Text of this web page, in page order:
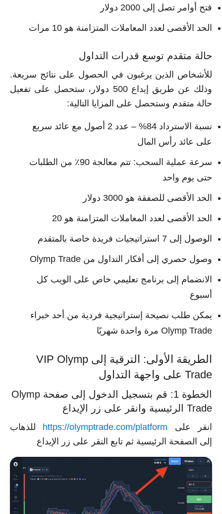
فتح أوامر تصل إلى 2000 دولار
الحد الأقصى لعدد المعاملات المتزامنة هو 10 مرات
حالة متقدم توسع قدرات التداول
للأشخاص الذين يرغبون في الحصول على نتائج سريعة.
وذلك عن طريق إيداع 500 دولار، ستحصل على تفعيل
حالة متقدم وستحصل على المزايا التالية:
نسبة الاسترداد 84% – عدد 2 أصول مع عائد سريع
على عائد رأس المال
سرعة عملية السحب: تتم معالجة 90٪ من الطلبات
حتى يوم واحد
الحد الأقصى للصفقة هو 3000 دولار
الحد الأقصى لعدد المعاملات المتزامنة هو 20
الوصول إلى 7 استراتيجيات فريدة خاصة بالمتقدم
وصول حصري إلى أفكار التداول من Olymp Trade
الانضمام إلى برنامج تعليمي خاص على الويب كل
أسبوع
يمكن طلب نصيحة إستراتيجية فردية من أحد خبراء
Olymp Trade مرة واحدة شهريًا
الطريقة الأولى: الترقية إلى VIP Olymp
Trade على واجهة التداول
الخطوة 1: قم بتسجيل الدخول إلى صفحة Olymp
Trade الرئيسية وانقر على زر الإيداع
انقر على https://olymptrade.com/platform للذهاب
إلى الصفحة الرئيسية ثم تابع النقر على زر الإيداع